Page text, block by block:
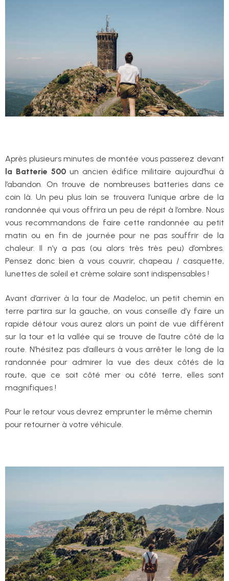
Après plusieurs minutes de montée vous passerez devant
la Batterie 500 un ancien édifice militaire aujourd’hui à
l’abandon. On trouve de nombreuses batteries dans ce
coin là. Un peu plus loin se trouvera l’unique arbre de la
randonnée qui vous offrira un peu de répit à l’ombre. Nous
vous recommandons de faire cette randonnée au petit
matin ou en fin de journée pour ne pas souffrir de la
chaleur. Il n’y a pas (ou alors très très peu) d’ombres.
Pensez donc bien à vous couvrir, chapeau / casquette,
lunettes de soleil et crème solaire sont indispensables !
Avant d’arriver à la tour de Madeloc, un petit chemin en
terre partira sur la gauche, on vous conseille d’y faire un
rapide détour vous aurez alors un point de vue différent
sur la tour et la vallée qui se trouve de l’autre côté de la
route. N’hésitez pas d’ailleurs à vous arrêter le long de la
randonnée pour admirer la vue des deux côtés de la
route, que ce soit côté mer ou côté terre, elles sont
magnifiques !
Pour le retour vous devrez emprunter le même chemin
pour retourner à votre véhicule.